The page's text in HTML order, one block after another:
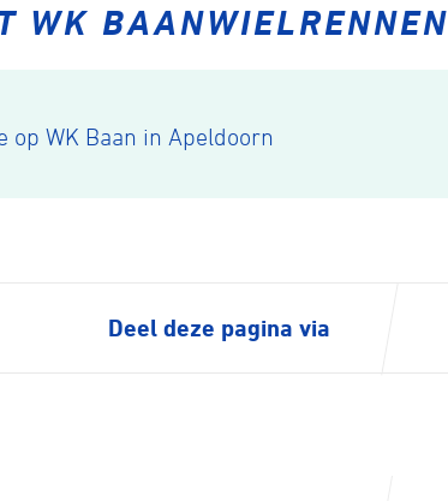
WK BAANWIELRENNEN
op WK Baan in Apeldoorn
Deel deze pagina via
Pumptrack